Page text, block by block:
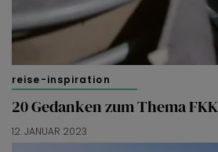
reise-inspiration
20 Gedanken zum Thema
12. JANUAR 2023